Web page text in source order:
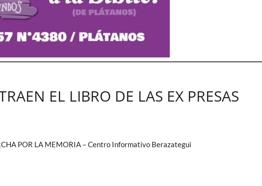
EL LIBRO DE LAS EX PRESAS
POR LA MEMORIA – Centro Informativo Berazategui